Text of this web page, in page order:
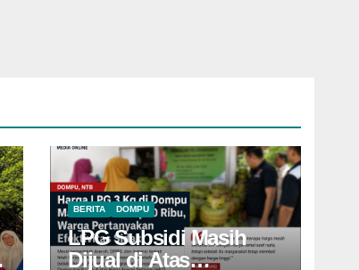
BERITA DOMPU
LPG Subsidi Masih
Dijual di Atas